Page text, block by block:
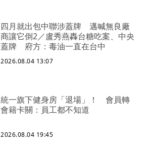
四月就出包中聯涉蓋牌 邁喊無良廠
商讓它倒2／盧秀燕轟台糖吃案、中央
蓋牌 府方：毒油一直在台中
2026.08.04 13:07
統一旗下健身房「退場」！ 會員轉
會籍卡關：員工都不知道
2026.08.04 19:45